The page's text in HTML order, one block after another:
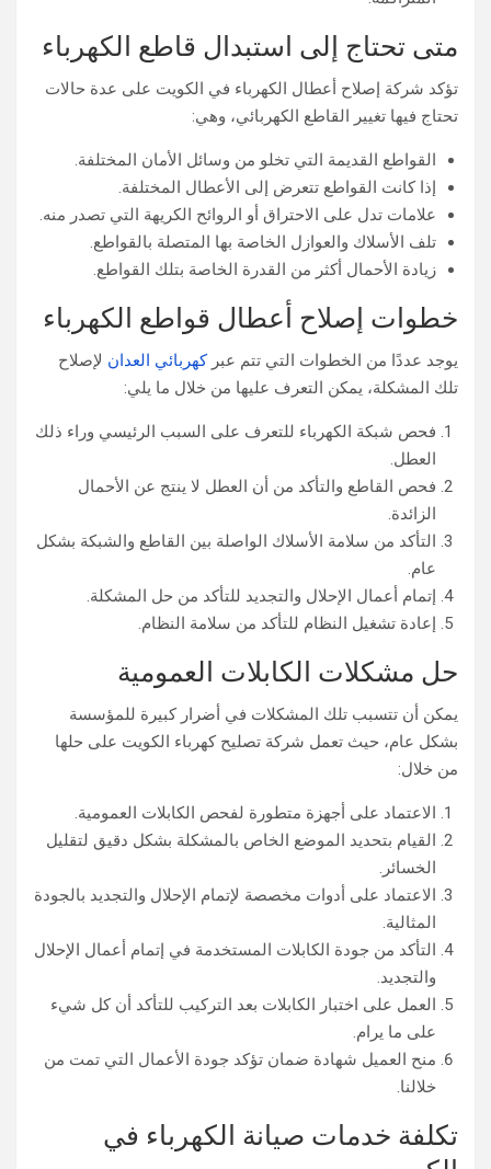
متى تحتاج إلى استبدال قاطع الكهرباء
تؤكد شركة إصلاح أعطال الكهرباء في الكويت على عدة حالات
تحتاج فيها تغيير القاطع الكهربائي، وهي:
القواطع القديمة التي تخلو من وسائل الأمان المختلفة.
إذا كانت القواطع تتعرض إلى الأعطال المختلفة.
علامات تدل على الاحتراق أو الروائح الكريهة التي تصدر منه.
تلف الأسلاك والعوازل الخاصة بها المتصلة بالقواطع.
زيادة الأحمال أكثر من القدرة الخاصة بتلك القواطع.
خطوات إصلاح أعطال قواطع الكهرباء
يوجد عددًا من الخطوات التي تتم عبركهربائي العدان لإصلاح
تلك المشكلة، يمكن التعرف عليها من خلال ما يلي:
فحص شبكة الكهرباء للتعرف على السبب الرئيسي وراء ذلك
العطل.
فحص القاطع والتأكد من أن العطل لا ينتج عن الأحمال
الزائدة.
التأكد من سلامة الأسلاك الواصلة بين القاطع والشبكة بشكل
عام.
إتمام أعمال الإحلال والتجديد للتأكد من حل المشكلة.
إعادة تشغيل النظام للتأكد من سلامة النظام.
حل مشكلات الكابلات العمومية
يمكن أن تتسبب تلك المشكلات في أضرار كبيرة للمؤسسة
بشكل عام، حيث تعمل شركة تصليح كهرباء الكويت على حلها
من خلال:
الاعتماد على أجهزة متطورة لفحص الكابلات العمومية.
القيام بتحديد الموضع الخاص بالمشكلة بشكل دقيق لتقليل
الخسائر.
الاعتماد على أدوات مخصصة لإتمام الإحلال والتجديد بالجودة
المثالية.
التأكد من جودة الكابلات المستخدمة في إتمام أعمال الإحلال
والتجديد.
العمل على اختبار الكابلات بعد التركيب للتأكد أن كل شيء
على ما يرام.
منح العميل شهادة ضمان تؤكد جودة الأعمال التي تمت من
خلالنا.
تكلفة خدمات صيانة الكهرباء في